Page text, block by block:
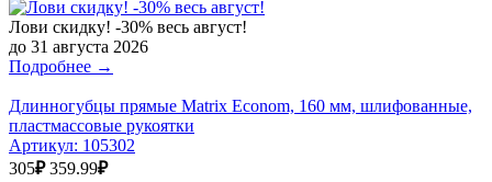
Лови скидку! -30% весь август!
до 31 августа 2026
Подробнее →
Длинногубцы прямые Matrix Econom, 160 мм, шлифованные,
пластмассовые рукоятки
Артикул: 105302
305₽ 359.99₽